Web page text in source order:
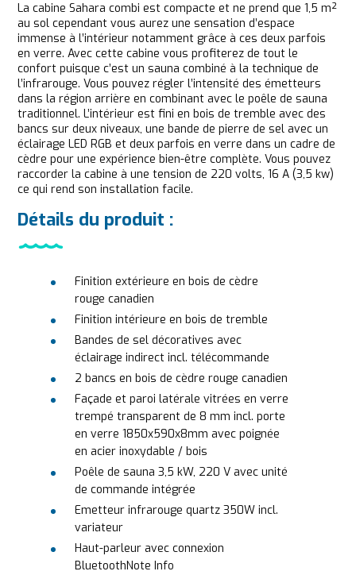
La cabine Sahara combi est compacte et ne prend que 1,5 m²
au sol cependant vous aurez une sensation d’espace
immense à l’intérieur notamment grâce à ces deux parfois
en verre. Avec cette cabine vous profiterez de tout le
confort puisque c’est un sauna combiné à la technique de
l’infrarouge. Vous pouvez régler l’intensité des émetteurs
dans la région arrière en combinant avec le poêle de sauna
traditionnel. L’intérieur est fini en bois de tremble avec des
bancs sur deux niveaux, une bande de pierre de sel avec un
éclairage LED RGB et deux parfois en verre dans un cadre de
cèdre pour une expérience bien-être complète. Vous pouvez
raccorder la cabine à une tension de 220 volts, 16 A (3,5 kw)
ce qui rend son installation facile.
Détails du produit :
Finition extérieure en bois de cèdre
rouge canadien
Finition intérieure en bois de tremble
Bandes de sel décoratives avec
éclairage indirect incl. télécommande
2 bancs en bois de cèdre rouge canadien
Façade et paroi latérale vitrées en verre
trempé transparent de 8 mm incl. porte
en verre 1850x590x8mm avec poignée
en acier inoxydable / bois
Poêle de sauna 3,5 kW, 220 V avec unité
de commande intégrée
Emetteur infrarouge quartz 350W incl.
variateur
Haut-parleur avec connexion
BluetoothNote Info